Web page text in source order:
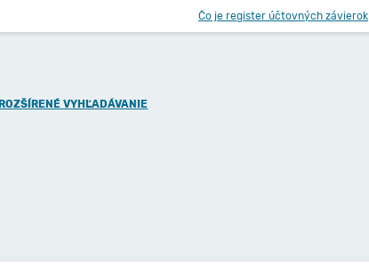
Čo je register účtovných závierok
ROZŠÍRENÉ VYHĽADÁVANIE